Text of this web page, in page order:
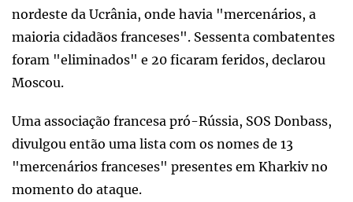
nordeste da Ucrânia, onde havia "mercenários, a
maioria cidadãos franceses". Sessenta combatentes
foram "eliminados" e 20 ficaram feridos, declarou
Moscou.
Uma associação francesa pró-Rússia, SOS Donbass,
divulgou então uma lista com os nomes de 13
"mercenários franceses" presentes em Kharkiv no
momento do ataque.